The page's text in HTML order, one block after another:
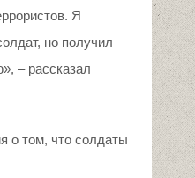
Я
но получил
– рассказал
о том, что солдаты